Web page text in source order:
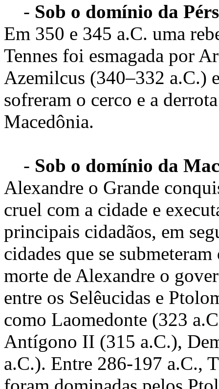
- Sob o domínio da
Em 350 e 345 a.C. uma
Tennes foi esmagada por
Azemilcus (340–332 a.C.)
sofreram o cerco e a
Macedônia.
- Sob o domínio da
Alexandre o Grande
cruel com a cidade e
principais cidadãos, em
cidades que se
morte de Alexandre o
entre os Selêucidas e
como Laomedonte (323
Antígono II (315 a.C.),
a.C.). Entre 286-197 a.C.,